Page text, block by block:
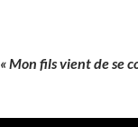
« Mon fils vient de se